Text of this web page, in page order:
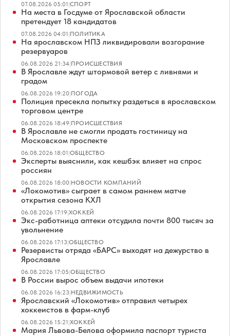
07.08.2026 05:01|СПОРТ
На места в Госдуме от Ярославской области
претендует 18 кандидатов
07.08.2026 04:01|ПОЛИТИКА
На ярославском НПЗ ликвидировали возгорание
резервуаров
06.08.2026 21:34|ПРОИСШЕСТВИЯ
В Ярославле ждут штормовой ветер с ливнями и
градом
06.08.2026 19:20|ПОГОДА
Полиция пресекла попытку раздеться в ярославском
торговом центре
06.08.2026 18:49|ПРОИСШЕСТВИЯ
В Ярославле не смогли продать гостиницу на
Московском проспекте
06.08.2026 18:01|ОБЩЕСТВО
Эксперты выяснили, как кешбэк влияет на спрос
россиян
06.08.2026 18:00|НОВОСТИ КОМПАНИЙ
«Локомотив» сыграет в самом раннем матче
открытия сезона КХЛ
06.08.2026 17:19|ХОККЕЙ
Экс-работница аптеки отсудила почти 800 тысяч за
увольнение
06.08.2026 17:13|ОБЩЕСТВО
Резервисты отряда «БАРС» выходят на дежурство в
Ярославле
06.08.2026 17:05|ОБЩЕСТВО
В России вырос объем выдачи ипотеки
06.08.2026 16:23|НЕДВИЖИМОСТЬ
Ярославский «Локомотив» отправил четырех
хоккеистов в фарм-клуб
06.08.2026 15:21|ХОККЕЙ
Мария Львова-Белова оформила паспорт туриста